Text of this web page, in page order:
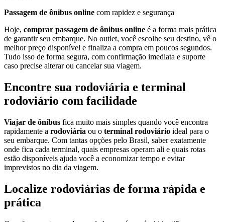
Passagem de ônibus online com rapidez e segurança
Hoje, comprar passagem de ônibus online é a forma mais prática
de garantir seu embarque. No outlet, você escolhe seu destino, vê o
melhor preço disponível e finaliza a compra em poucos segundos.
Tudo isso de forma segura, com confirmação imediata e suporte
caso precise alterar ou cancelar sua viagem.
Encontre sua rodoviária e terminal
rodoviário com facilidade
Viajar de ônibus fica muito mais simples quando você encontra
rapidamente a rodoviária ou o terminal rodoviário ideal para o
seu embarque. Com tantas opções pelo Brasil, saber exatamente
onde fica cada terminal, quais empresas operam ali e quais rotas
estão disponíveis ajuda você a economizar tempo e evitar
imprevistos no dia da viagem.
Localize rodoviárias de forma rápida e
prática